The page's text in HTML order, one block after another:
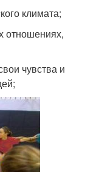
климата;
отношениях,
чувства и